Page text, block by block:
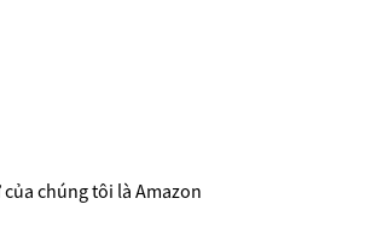
chúng tôi là Amazon